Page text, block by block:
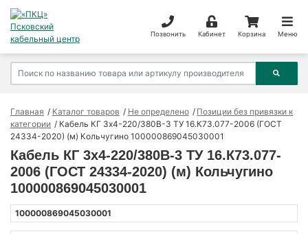
Позвонить Кабинет Корзина Меню
Главная Каталог товаров Не определено
Позиции без привязки к
категории
Кабель КГ 3х4-220/380В-3 ТУ 16.К73.077-2006 (ГОСТ
24334-2020) (м) Кольчугино 100000869045030001
Кабель КГ 3х4-220/380В-3 ТУ 16.К73.077-
2006 (ГОСТ 24334-2020) (м) Кольчугино
100000869045030001
100000869045030001